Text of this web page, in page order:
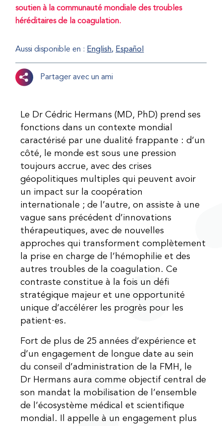
soutien à la communauté mondiale des troubles
héréditaires de la coagulation.
Aussi disponible en : English Español
Partager avec un ami
Le Dr Cédric Hermans (MD, PhD) prend ses
fonctions dans un contexte mondial
caractérisé par une dualité frappante : d’un
côté, le monde est sous une pression
toujours accrue, avec des crises
géopolitiques multiples qui peuvent avoir
un impact sur la coopération
internationale ; de l’autre, on assiste à une
vague sans précédent d’innovations
thérapeutiques, avec de nouvelles
approches qui transforment complètement
la prise en charge de l’hémophilie et des
autres troubles de la coagulation. Ce
contraste constitue à la fois un défi
stratégique majeur et une opportunité
unique d’accélérer les progrès pour les
patient·es.
Fort de plus de 25 années d’expérience et
d’un engagement de longue date au sein
du conseil d’administration de la FMH, le
Dr Hermans aura comme objectif central de
son mandat la mobilisation de l’ensemble
de l’écosystème médical et scientifique
mondial. Il appelle à un engagement plus